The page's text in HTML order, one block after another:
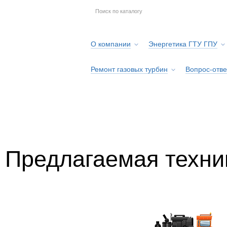
О компании Энергетика ГТУ ГПУ
Ремонт газовых турбин Вопрос-
Предлагаемая